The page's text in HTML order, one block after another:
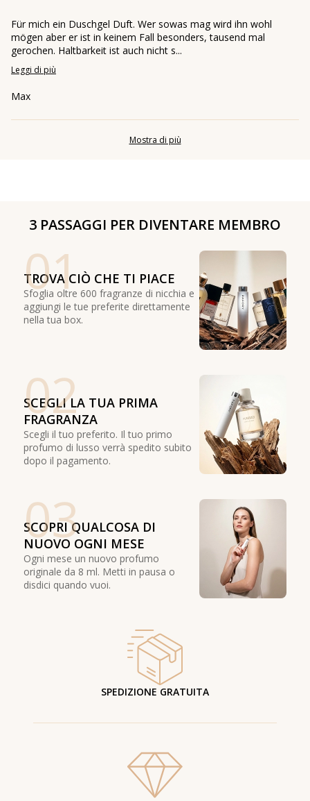
Für mich ein Duschgel Duft. Wer sowas mag wird ihn wohl
mögen aber er ist in keinem Fall besonders, tausend mal
gerochen. Haltbarkeit ist auch nicht s...
Leggi di più
Max
Mostra di più
3 PASSAGGI PER DIVENTARE MEMBRO
01
TROVA CIÒ CHE TI PIACE
Sfoglia oltre 600 fragranze di nicchia e
aggiungi le tue preferite direttamente
nella tua box.
02
SCEGLI LA TUA PRIMA
FRAGRANZA
Scegli il tuo preferito. Il tuo primo
profumo di lusso verrà spedito subito
dopo il pagamento.
03
SCOPRI QUALCOSA DI
NUOVO OGNI MESE
Ogni mese un nuovo profumo
originale da 8 ml. Metti in pausa o
disdici quando vuoi.
SPEDIZIONE GRATUITA